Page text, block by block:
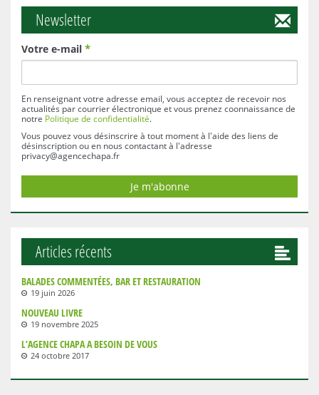
Newsletter
Votre e-mail *
En renseignant votre adresse email, vous acceptez de recevoir nos
actualités par courrier électronique et vous prenez coonnaissance de
notre Politique de confidentialité.
Vous pouvez vous désinscrire à tout moment à l'aide des liens de
désinscription ou en nous contactant à l'adresse
privacy@agencechapa.fr
Articles récents
BALADES COMMENTÉES, BAR ET RESTAURATION
19 juin 2026
NOUVEAU LIVRE
19 novembre 2025
L’AGENCE CHAPA A BESOIN DE VOUS
24 octobre 2017